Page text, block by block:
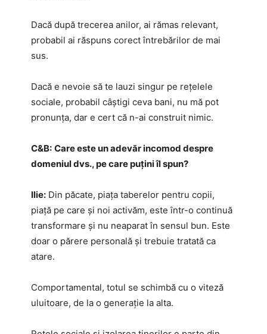
Dacă după trecerea anilor, ai rămas relevant,
probabil ai răspuns corect întrebărilor de mai
sus.
Dacă e nevoie să te lauzi singur pe rețelele
sociale, probabil câștigi ceva bani, nu mă pot
pronunța, dar e cert că n-ai construit nimic.
C&B: Care este un adevăr incomod despre
domeniul dvs., pe care puțini îl spun?
Ilie: Din păcate, piața taberelor pentru copii,
piață pe care și noi activăm, este într-o continuă
transformare și nu neaparat în sensul bun. Este
doar o părere personală și trebuie tratată ca
atare.
Comportamental, totul se schimbă cu o viteză
uluitoare, de la o generație la alta.